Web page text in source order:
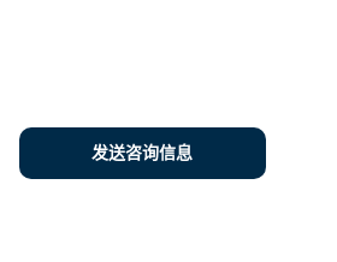
发送咨询信息